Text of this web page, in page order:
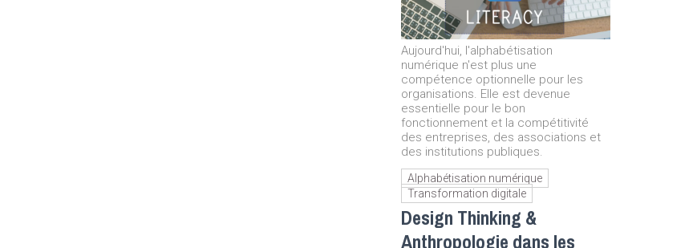
Aujourd'hui, l'alphabétisation
numérique n'est plus une
compétence optionnelle pour les
organisations. Elle est devenue
essentielle pour le bon
fonctionnement et la compétitivité
des entreprises, des associations et
des institutions publiques.
Alphabétisation numérique
Transformation digitale
Design Thinking &
Anthropologie dans les